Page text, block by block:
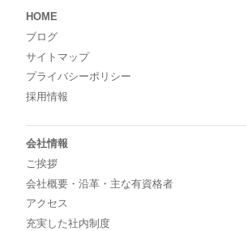
HOME
ブログ
サイトマップ
プライバシーポリシー
採用情報
会社情報
ご挨拶
会社概要・沿革・主な有資格者
アクセス
充実した社内制度